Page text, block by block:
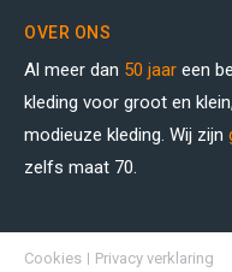
OVER ONS
Al meer dan 50 jaar een
kleding voor groot en
modieuze kleding. Wij zijn
zelfs maat 70.
Cookies Privacy verklaring